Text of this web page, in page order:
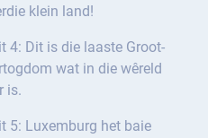
klein land!
4: Dit is die laaste Groot-
wat in die wêreld
is.
5: Luxemburg het baie